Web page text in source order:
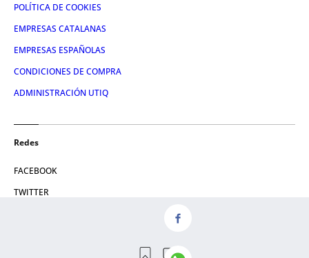
POLÍTICA DE COOKIES
EMPRESAS CATALANAS
EMPRESAS ESPAÑOLAS
CONDICIONES DE COMPRA
ADMINISTRACIÓN UTIQ
Redes
FACEBOOK
TWITTER